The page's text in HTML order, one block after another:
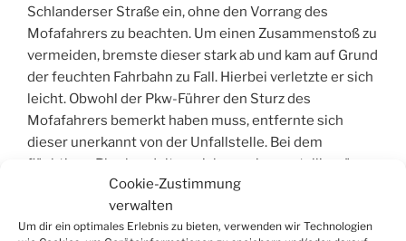
Cookie-Zustimmung
verwalten
Um dir ein optimales Erlebnis zu bieten, verwenden wir Technologien
Schlanderser Straße ein, ohne den Vorrang des
Mofafahrers zu beachten. Um einen Zusammenstoß zu
vermeiden, bremste dieser stark ab und kam auf Grund
der feuchten Fahrbahn zu Fall. Hierbei verletzte er sich
leicht. Obwohl der Pkw-Führer den Sturz des
Mofafahrers bemerkt haben muss, entfernte sich
dieser unerkannt von der Unfallstelle. Bei dem
flüchtigen Pkw handelt es sich um eine metallicgrüne
Ford Limousine mit GM-Kennzeichen. An dem Mofa
entstand leichter Sachschaden.